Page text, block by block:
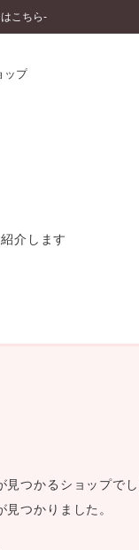
こちら-
ップ
介します
つかるショップで
つかりました。